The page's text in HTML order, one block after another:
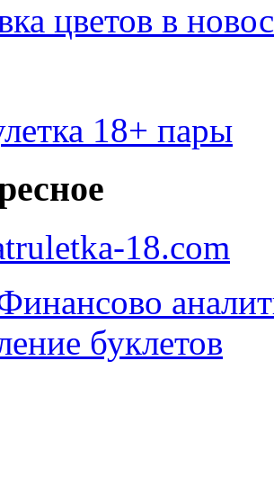
цветов в
18+ пары
18.com
буклетов